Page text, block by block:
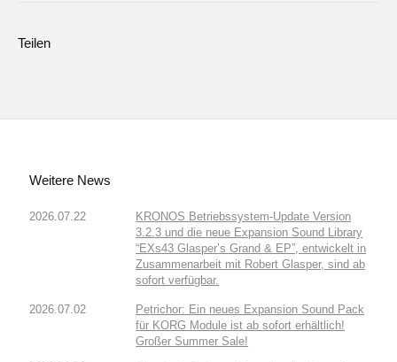
Teilen
Weitere News
2026.07.22
KRONOS Betriebssystem-Update Version
3.2.3 und die neue Expansion Sound Library
“EXs43 Glasper’s Grand & EP”, entwickelt in
Zusammenarbeit mit Robert Glasper, sind ab
sofort verfügbar.
2026.07.02
Petrichor: Ein neues Expansion Sound Pack
für KORG Module ist ab sofort erhältlich!
Großer Summer Sale!